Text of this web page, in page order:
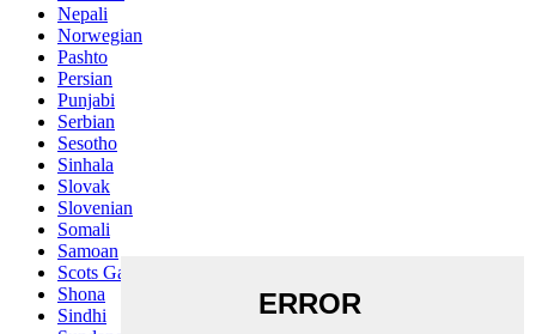
Nepali
Norwegian
Pashto
Persian
Punjabi
Serbian
Sesotho
Sinhala
Slovak
Slovenian
Somali
Samoan
Scots Gaelic
Shona
Sindhi